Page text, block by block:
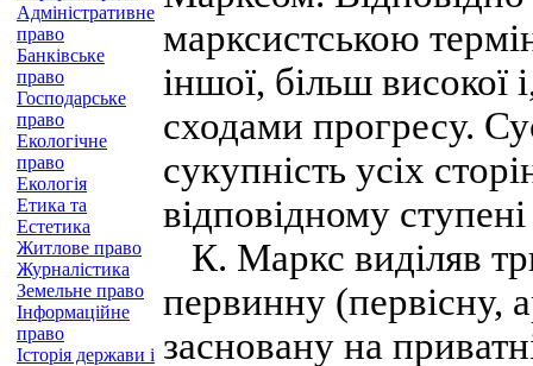
Адміністративне
право
Банківське
право
Господарське
право
Екологічне
право
Екологія
Етика та
Естетика
Житлове право
Журналістика
Земельне право
Інформаційне
право
Історія держави і
марксистською
іншої, більш високої
сходами прогресу.
сукупність усіх
відповідному
К. Маркс виділяв
первинну (первісну,
засновану на